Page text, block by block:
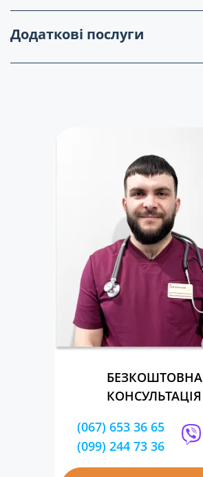
Додаткові послуги
БЕЗКОШТОВНА
КОНСУЛЬТАЦІЯ
(067) 653 36 65
(099) 244 73 36